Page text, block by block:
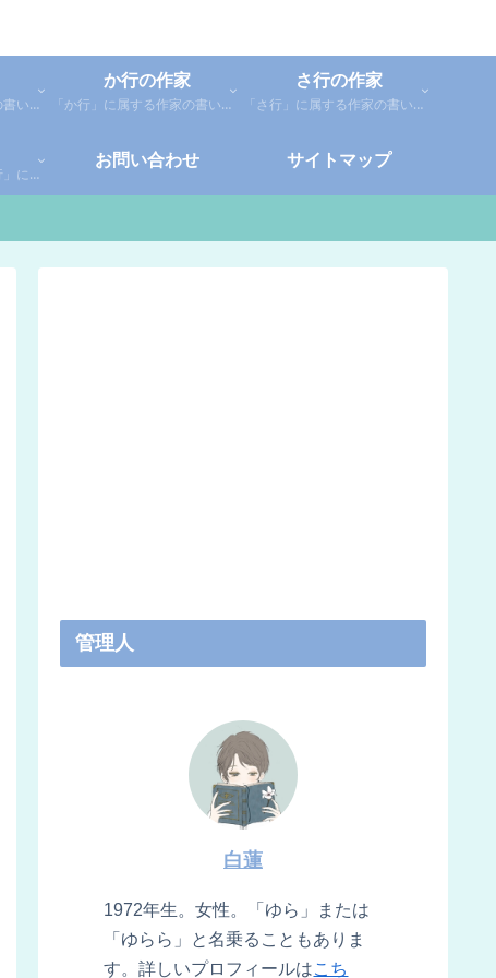
「あ行」に属する作家の書いた本の感想です。「あ」「い」「う」「え」「お」に分類しているので、お好きな作家の作品を探してみてください。
か行の作家
「か行」に属する作家の書いた本の感想です。さらに「か」「き」「く」「け」「こ」に分類していあります。お好きな作家の作品を探してみてください。
さ行の作家
「さ行」に属する作家の書いた本の感想です。さらに「さ」「し」「す」「せ」「そ」に分類していあります。お好きな作家の作品を探してみてください。
「や行」「ら行」「わ行」に属する作家の書いた本の感想です。さらに「や」「ゆ」「よ」「り」「れ」「わ」に分類していあります。お好きな作家の作品を探してみてください。
お問い合わせ サイトマップ
管理人
白蓮
1972年生。女性。「ゆら」または
「ゆらら」と名乗ることもありま
す。詳しいプロフィールはこち